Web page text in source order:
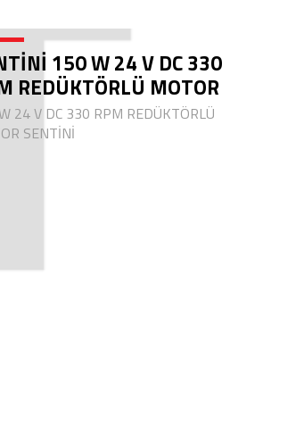
150 W 24 V DC 330
REDÜKTÖRLÜ MOTOR
24 V DC 330 RPM REDÜKTÖRLÜ
SENTİNİ